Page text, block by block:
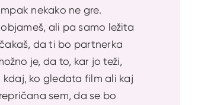
nekako ne gre.
ali pa samo ležita
da ti bo partnerka
je, da to, kar jo teži,
ko gledata film ali kaj
sem, da se bo